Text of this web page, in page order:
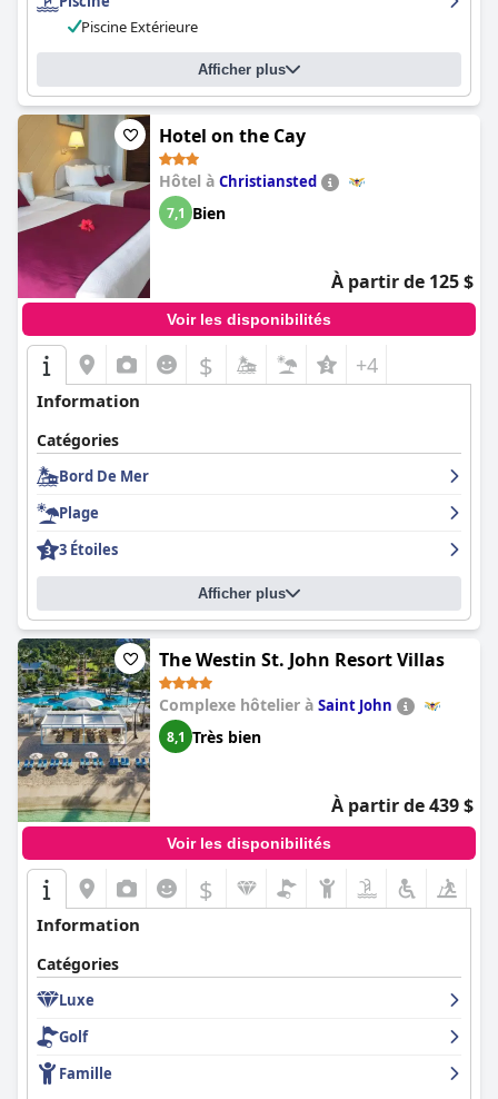
Piscine Extérieure
Afficher plus
Hotel on the Cay
Hôtel à Christiansted
7,1 Bien
À partir de 125 $
Voir les disponibilités
$ +4
Information
Catégories
Bord De Mer
Plage
3 Étoiles
Afficher plus
The Westin St. John Resort Villas
Complexe hôtelier à Saint John
8,1 Très bien
À partir de 439 $
Voir les disponibilités
$
Information
Catégories
Luxe
Golf
Famille